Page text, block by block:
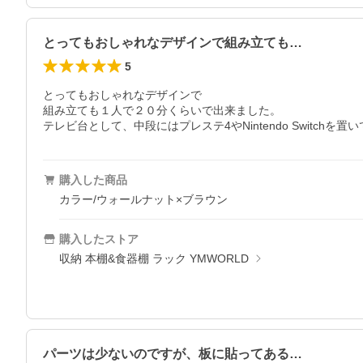
とってもおしゃれなデザインで組み立ても…
5
とってもおしゃれなデザインで
組み立ても１人で２０分くらいで出来ました。
テレビ台として、中段にはプレステ4やNintendo Switchを置い
購入した商品
カラー/ウォールナット×ブラウン
購入したストア
収納 本棚&食器棚 ラック YMWORLD
パーツは少ないのですが、板に貼ってある…